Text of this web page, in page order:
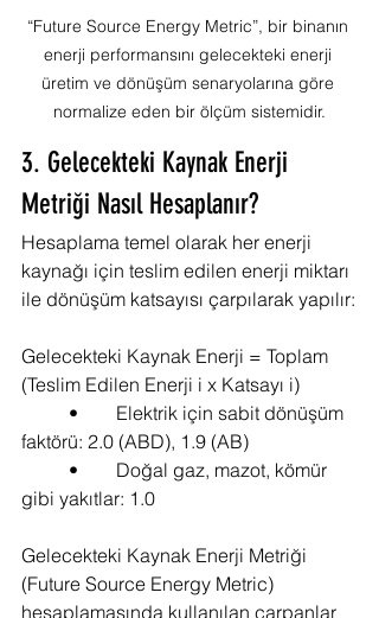
“Future Source Energy Metric”, bir binanın
enerji performansını gelecekteki enerji
üretim ve dönüşüm senaryolarına göre
normalize eden bir ölçüm sistemidir.
3. Gelecekteki Kaynak Enerji
Metriği Nasıl Hesaplanır?
Hesaplama temel olarak her enerji
kaynağı için teslim edilen enerji miktarı
ile dönüşüm katsayısı çarpılarak yapılır:
Gelecekteki Kaynak Enerji = Toplam
(Teslim Edilen Enerji i x Katsayı i)
faktörü: 2.0 (ABD), 1.9 (AB)
gibi yakıtlar: 1.0
Gelecekteki Kaynak Enerji Metriği
(Future Source Energy Metric)
hesaplamasında kullanılan çarpanlar